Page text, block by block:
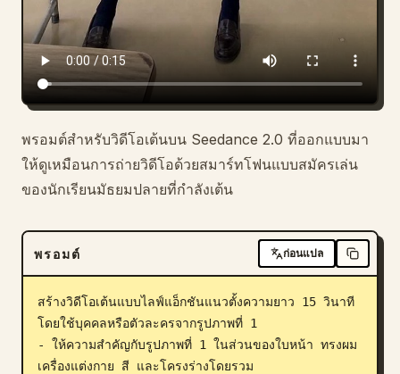
พรอมต์สำหรับวิดีโอเต้นบน Seedance 2.0 ที่ออกแบบมา
ให้ดูเหมือนการถ่ายวิดีโอด้วยสมาร์ทโฟนแบบสมัครเล่น
ของนักเรียนมัธยมปลายที่กำลังเต้น
พรอมต์ ก่อนแปล
สร้างวิดีโอเต้นแบบไลฟ์แอ็กชันแนวตั้งความยาว 15 วินาที
โดยใช้บุคคลหรือตัวละครจากรูปภาพที่ 1
- ให้ความสำคัญกับรูปภาพที่ 1 ในส่วนของใบหน้า ทรงผม
เครื่องแต่งกาย สี และโครงร่างโดยรวม